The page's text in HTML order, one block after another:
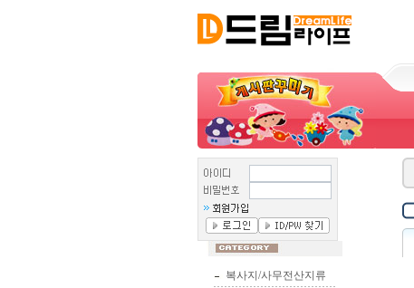
복사지/사무전산지류